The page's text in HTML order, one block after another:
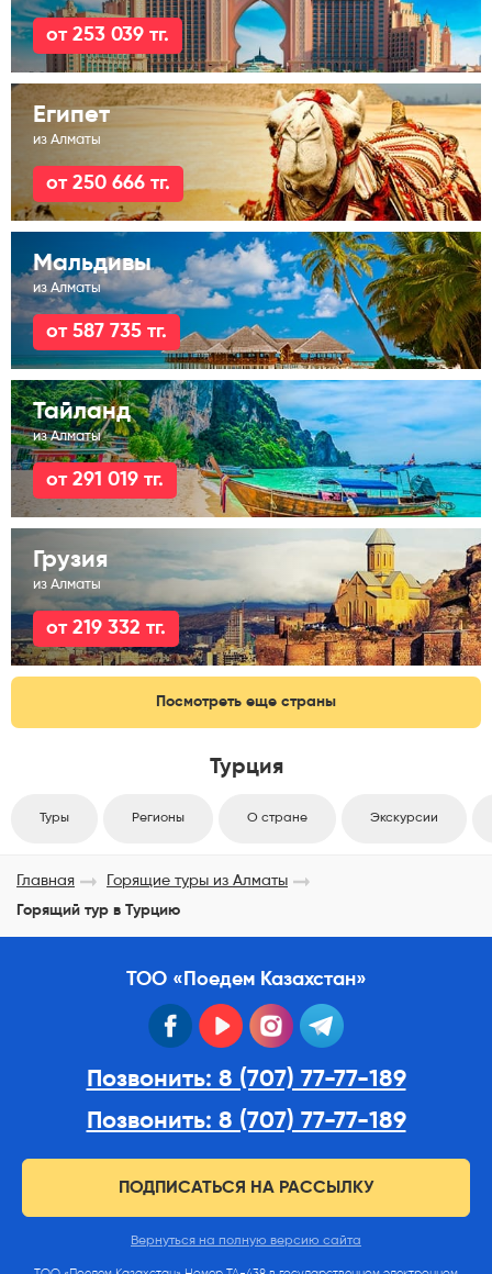
от 253 039 тг.
Египет
из Алматы
от 250 666 тг.
Мальдивы
из Алматы
от 587 735 тг.
Тайланд
из Алматы
от 291 019 тг.
Грузия
из Алматы
от 219 332 тг.
Посмотреть еще страны
Турция
Туры Регионы О стране Экскурсии
Главная
Горящие туры из Алматы
Горящий тур в Турцию
ТОО «Поедем Казахстан»
facebook youtube instagram
Позвонить: 8 (707) 77-77-189
Позвонить: 8 (707) 77-77-189
ПОДПИСАТЬСЯ НА РАССЫЛКУ
Вернуться на полную версию сайта